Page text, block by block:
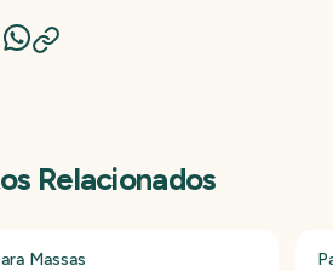
Relacionados
Massas